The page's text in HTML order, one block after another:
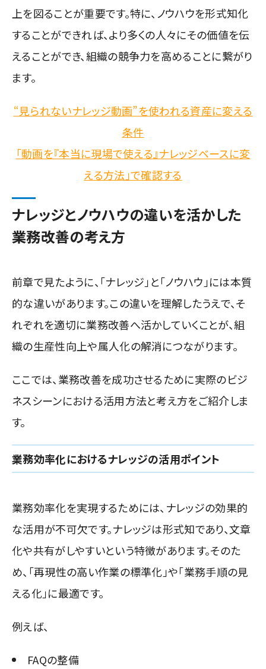
上を図ることが重要です。特に、ノウハウを形式知化
することができれば、より多くの人々にその価値を伝
えることができ、組織の競争力を高めることに繋がり
ます。
“見られないナレッジ動画”を使われる資産に変える
条件
「動画を『本当に現場で使える』ナレッジベースに変
える方法」で確認する
ナレッジとノウハウの違いを活かした
業務改善の考え方
前章で見たように、「ナレッジ」と「ノウハウ」には本質
的な違いがあります。この違いを理解したうえで、そ
れぞれを適切に業務改善へ活かしていくことが、組
織の生産性向上や属人化の解消につながります。
ここでは、業務改善を成功させるために実際のビジ
ネスシーンにおける活用方法と考え方をご紹介しま
す。
業務効率化におけるナレッジの活用ポイント
業務効率化を実現するためには、ナレッジの効果的
な活用が不可欠です。ナレッジは形式知であり、文章
化や共有がしやすいという特徴があります。そのた
め、「再現性の高い作業の標準化」や「業務手順の見
える化」に最適です。
例えば、
FAQの整備